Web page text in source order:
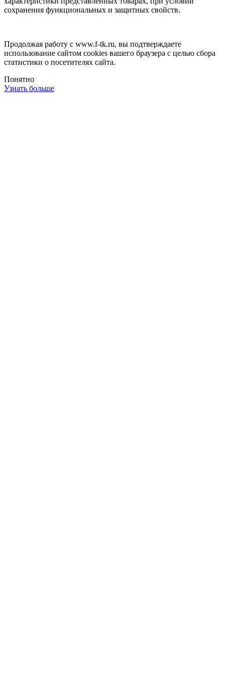
сохранения функциональных и защитных свойств.
Продолжая работу с www.f-tk.ru, вы подтверждаете
использование сайтом cookies вашего браузера с целью сбора
статистики о посетителях сайта.
Понятно
Узнать больше